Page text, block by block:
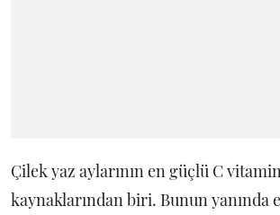
Çilek yaz aylarının en güçlü C
kaynaklarından biri. Bunun yanında